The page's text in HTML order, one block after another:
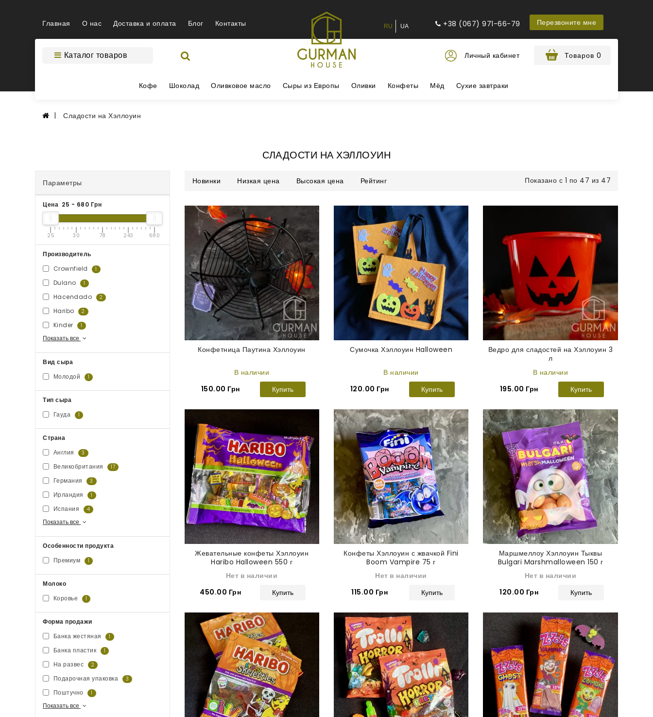
Главная О нас Доставка и оплата Блог Контакты RU UA +38 (067) 971-66-79 Перезвоните мне
Каталог товаров Личный кабинет Товаров 0
Кофе Шоколад Оливковое масло Сыры из Европы Оливки Конфеты Мёд Сухие завтраки
Сладости на Хэллоуин
СЛАДОСТИ НА ХЭЛЛОУИН
Параметры
Цена 25 - 680 Грн
25 30 78 243 680
Производитель
Crownfield
1
Dulano 1
Hacendado 2
Haribo 2
Kinder 1
Показать все
Вид сыра
Молодой
1
Тип сыра
Гауда
1
Страна
Англия
3
Великобритания 17
Германия 3
Ирландия 1
Испания 4
Показать все
Особенности продукта
Премиум
1
Молоко
Коровье
1
Форма продажи
Банка жестяная
1
Банка пластик 1
На развес 2
Подарочная упаковка 3
Поштучно 1
Показать все
Новинки Низкая цена Высокая цена Рейтинг Показано с 1 по 47 из 47
Конфетница Паутина Хэллоуин
В наличии
150.00 Грн
Купить
Сумочка Хэллоуин Halloween
В наличии
120.00 Грн
Купить
Ведро для сладостей на Хэллоуин 3
л
В наличии
195.00 Грн
Купить
Жевательные конфеты Хэллоуин
Haribo Halloween 550 г
Нет в наличии
450.00 Грн
Купить
Конфеты Хэллоуин с жвачкой Fini
Boom Vampire 75 г
Нет в наличии
115.00 Грн
Купить
Маршмеллоу Хэллоуин Тыквы
Bulgari Marshmalloween 150 г
Нет в наличии
120.00 Грн
Купить